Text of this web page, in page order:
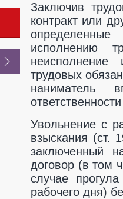
Заключив
контракт или
исполнению
трудовых
наниматель
Увольнение с
взыскания (ст.
заключенный
договор (в том
случае
рабочего дня)